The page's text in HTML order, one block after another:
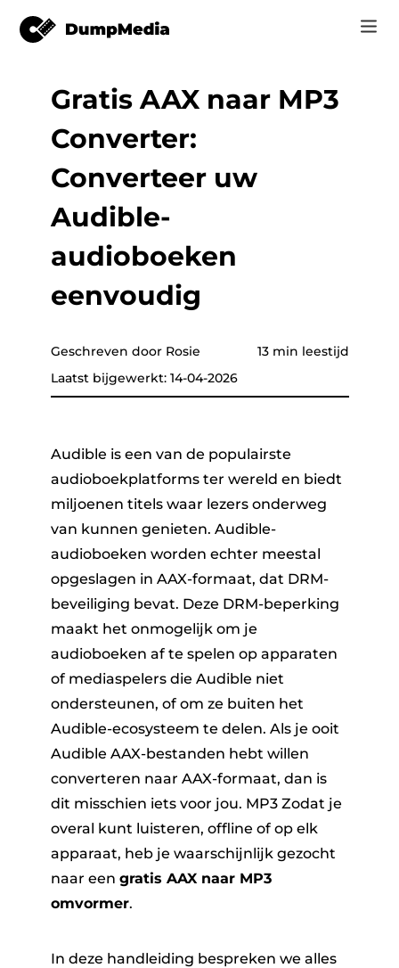
Music
Video
Online Tools
Spotify naar mp3
Apple Music naar MP3
Amazon Muziek naar MP3
Shop
How-to
Support
Inloggen
Registreren
Gratis AAX naar MP3
Converter:
Converteer uw
Audible-
audioboeken
eenvoudig
Geschreven door Rosie
Laatst bijgewerkt: 14-04-2026
13 min leestijd
Audible is een van de populairste
audioboekplatforms ter wereld en biedt
miljoenen titels waar lezers onderweg
van kunnen genieten. Audible-
audioboeken worden echter meestal
opgeslagen in AAX-formaat, dat DRM-
beveiliging bevat. Deze DRM-beperking
maakt het onmogelijk om je
audioboeken af ​​te spelen op apparaten
of mediaspelers die Audible niet
ondersteunen, of om ze buiten het
Audible-ecosysteem te delen. Als je ooit
Audible AAX-bestanden hebt willen
converteren naar AAX-formaat, dan is
dit misschien iets voor jou. MP3 Zodat je
overal kunt luisteren, offline of op elk
apparaat, heb je waarschijnlijk gezocht
naar een gratis AAX naar MP3
omvormer.
In deze handleiding bespreken we alles